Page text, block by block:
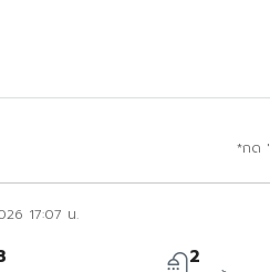
*กด
17:07 น.
2